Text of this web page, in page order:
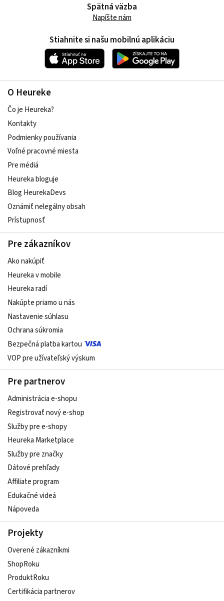
O Heureke
Čo je Heureka?
Kontakty
Podmienky používania
Voľné pracovné miesta
Pre médiá
Heureka bloguje
Blog HeurekaDevs
Oznámiť nelegálny obsah
Prístupnosť
Pre zákazníkov
Ako nakúpiť
Heureka v mobile
Heureka radí
Nakúpte priamo u nás
Nastavenie súhlasu
Ochrana súkromia
Bezpečná platba kartou
VOP pre užívateľský výskum
Pre partnerov
Administrácia e-shopu
Registrovať nový e-shop
Služby pre e‑shopy
Heureka Marketplace
Služby pre značky
Dátové prehľady
Affiliate program
Edukačné videá
Nápoveda
Projekty
Overené zákazníkmi
ShopRoku
ProduktRoku
Certifikácia partnerov
Spätná väzba
Napíšte nám
Stiahnite si našu mobilnú aplikáciu